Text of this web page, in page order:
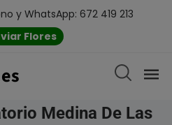
y WhatsApp: 672 419 213
Flores
Medina De Las